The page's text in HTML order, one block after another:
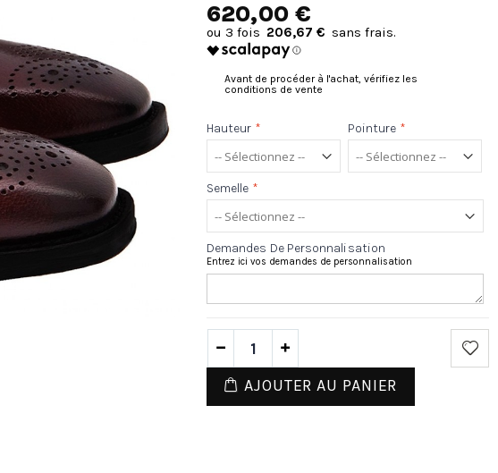
620,00 €
206,67 €
Avant de procéder à l'achat, vérifiez les
conditions de vente
Hauteur * Pointure *
Semelle *
Demandes De Personnalisation
Entrez ici vos demandes de personnalisation
AJOUTER AU PANIER